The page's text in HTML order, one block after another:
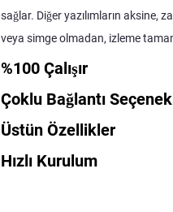
sağlar. Diğer yazılımların aksine,
veya simge olmadan, izleme
%100 Çalışır
Çoklu Bağlantı
Üstün Özellikler
Hızlı Kurulum